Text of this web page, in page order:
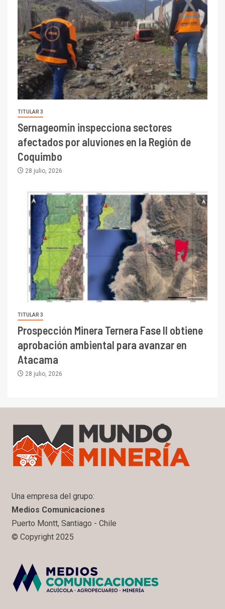
TITULAR 3
Sernageomin inspecciona sectores
afectados por aluviones en la Región de
Coquimbo
28 julio, 2026
TITULAR 3
Prospección Minera Ternera Fase II obtiene
aprobación ambiental para avanzar en
Atacama
28 julio, 2026
Una empresa del grupo:
Medios Comunicaciones
Puerto Montt, Santiago - Chile
© Copyright 2025